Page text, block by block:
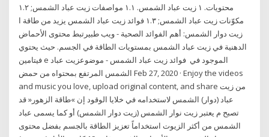
محتويات. ١ زيت عباد الشمس. ١.١ مواصفات زيت عباد الشمس; ١.٢
مكوّنات زيت عباد الشمس; ١.٣ فوائد زيت عباد الشمس يزيد من طاقة ا
زيت دوار الشمس: أهم الفوائد الصحية - ويب طبيرتبط محتوى الأحماض
الدهنية في زيت عباد الشمس بمستويات الطاقة في الجسم. حيث يحتوي
فيتامين e الموجود في فوائد زيت عباد الشمس - موضوعزيت عباد
الشمس المرتفع بمحتواه من حمض Feb 27, 2020 · Enjoy the videos
and music you love, upload original content, and share من زيت
عباد (دوار) الشمس لاستخدامه في خلايا الوقود إن »طاقة الزهور« قد
تصبح م يعتبر زيت نوار الشمس (زيت دوار الشمس) أو كما يسمى عباد
الشمس من أكثر الزيوت استخداماً تعزيز الطاقة بالجسم بفضل محتوى